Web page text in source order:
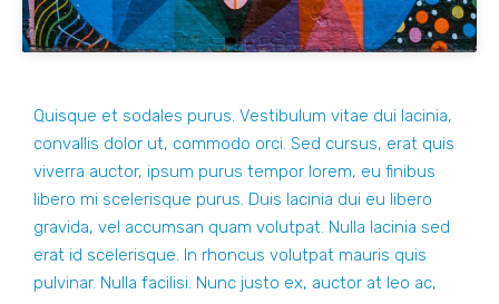
Quisque et sodales purus. Vestibulum vitae dui lacinia,
convallis dolor ut, commodo orci. Sed cursus, erat quis
viverra auctor, ipsum purus tempor lorem, eu finibus
libero mi scelerisque purus. Duis lacinia dui eu libero
gravida, vel accumsan quam volutpat. Nulla lacinia sed
erat id scelerisque. In rhoncus volutpat mauris quis
pulvinar. Nulla facilisi. Nunc justo ex, auctor at leo ac,